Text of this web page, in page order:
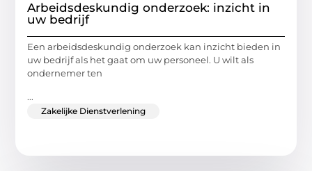
Arbeidsdeskundig onderzoek: inzicht in
uw bedrijf
Een arbeidsdeskundig onderzoek kan inzicht bieden in
uw bedrijf als het gaat om uw personeel. U wilt als
ondernemer ten
...
Zakelijke Dienstverlening